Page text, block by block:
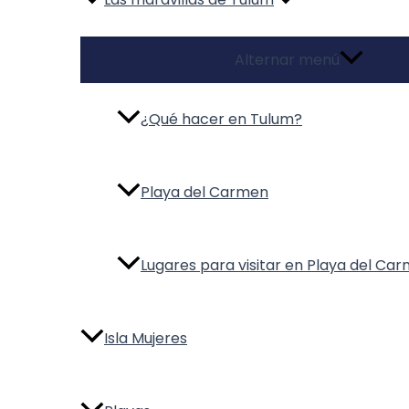
Alternar menú
¿Qué hacer en Tulum?
Playa del Carmen
Lugares para visitar en Playa del
Isla Mujeres